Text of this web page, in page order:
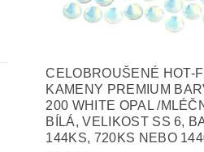
CELOBROUŠENÉ HOT-
KAMENY PREMIUM
200 WHITE OPAL /
BÍLÁ, VELIKOST SS 6,
144KS, 720KS NEBO